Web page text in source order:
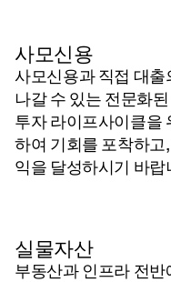
사모신용
사모신용과 직접 대출
나갈 수 있는 전문화
투자 라이프사이클을
하여 기회를 포착하
익을 달성하시기 바랍
실물자산
부동산과 인프라 전